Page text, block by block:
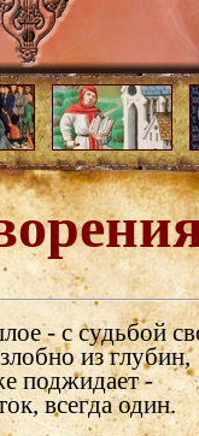
- с судьбой
из глубин,
поджидает -
всегда один.